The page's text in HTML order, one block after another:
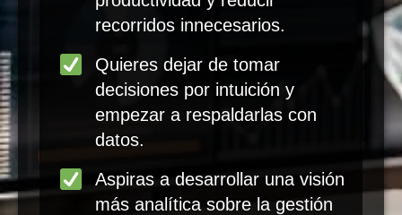
recorridos innecesarios.
Quieres dejar de tomar
decisiones por intuición y
empezar a respaldarlas con
datos.
Aspiras a desarrollar una visión
más analítica sobre la gestión